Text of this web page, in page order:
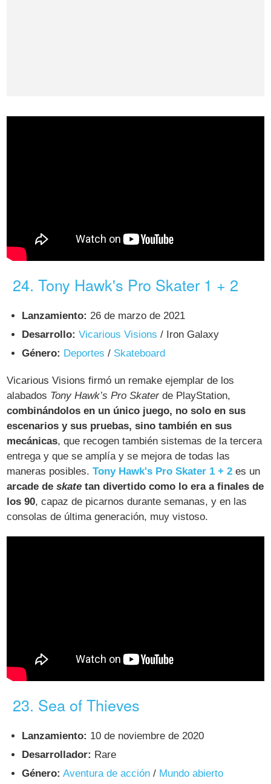
24. Tony Hawk's Pro Skater 1 + 2
Lanzamiento: 26 de marzo de 2021
Desarrollo: Vicarious Visions / Iron Galaxy
Género: Deportes / Skateboard
Vicarious Visions firmó un remake ejemplar de los
alabados Tony Hawk’s Pro Skaterde PlayStation,
combinándolos en un único juego, no solo en sus
escenarios y sus pruebas, sino también en sus
mecánicas, que recogen también sistemas de la tercera
entrega y que se amplía y se mejora de todas las
maneras posibles.Tony Hawk's Pro Skater 1 + 2 es un
arcade deskate tan divertido como lo era a finales de
los 90, capaz de picarnos durante semanas, y en las
consolas de última generación, muy vistoso.
23. Sea of Thieves
Lanzamiento: 10 de noviembre de 2020
Desarrollador: Rare
Género: Aventura de acción / Mundo abierto